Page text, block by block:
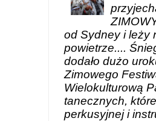
od Sydney i leży
powietrze....
dodało dużo
Zimowego
Wielokulturową
tanecznych,
perkusyjnej i